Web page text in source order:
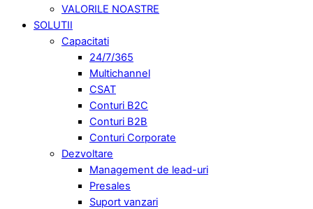
VALORILE NOASTRE
SOLUTII
Capacitati
24/7/365
Multichannel
CSAT
Conturi B2C
Conturi B2B
Conturi Corporate
Dezvoltare
Management de lead-uri
Presales
Suport vanzari